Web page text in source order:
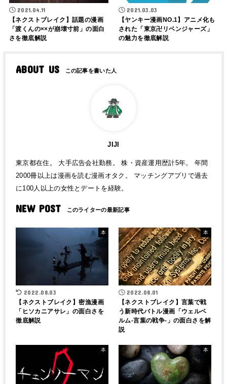
2021.04.11
【ネクストブレイク】話題の漫画
「渡くんの××が崩壊寸前」の面白
さを徹底解説
2021.03.03
【ヤンキー漫画NO.1】アニメ化も
された「東京卍リベンジャーズ」
の魅力を徹底解説
ABOUT US
JIJI
東京都在住。 大手広告会社勤務。 株・資産運用歴計5年。 年間
2000冊以上は漫画を読む漫画オタク。 マッチングアプリで過去
に100人以上の女性とデートを経験。
NEW POST
本
2022.08.03
【ネクストブレイク】密漁漫画
「ヒソカニアサレ」の面白さを
徹底解説
本
2022.08.01
【ネクストブレイク】言葉で戦
う新時代バトル漫画「ウェルベ
ルム-言葉の戦争-」の面白さを解
説
本 本